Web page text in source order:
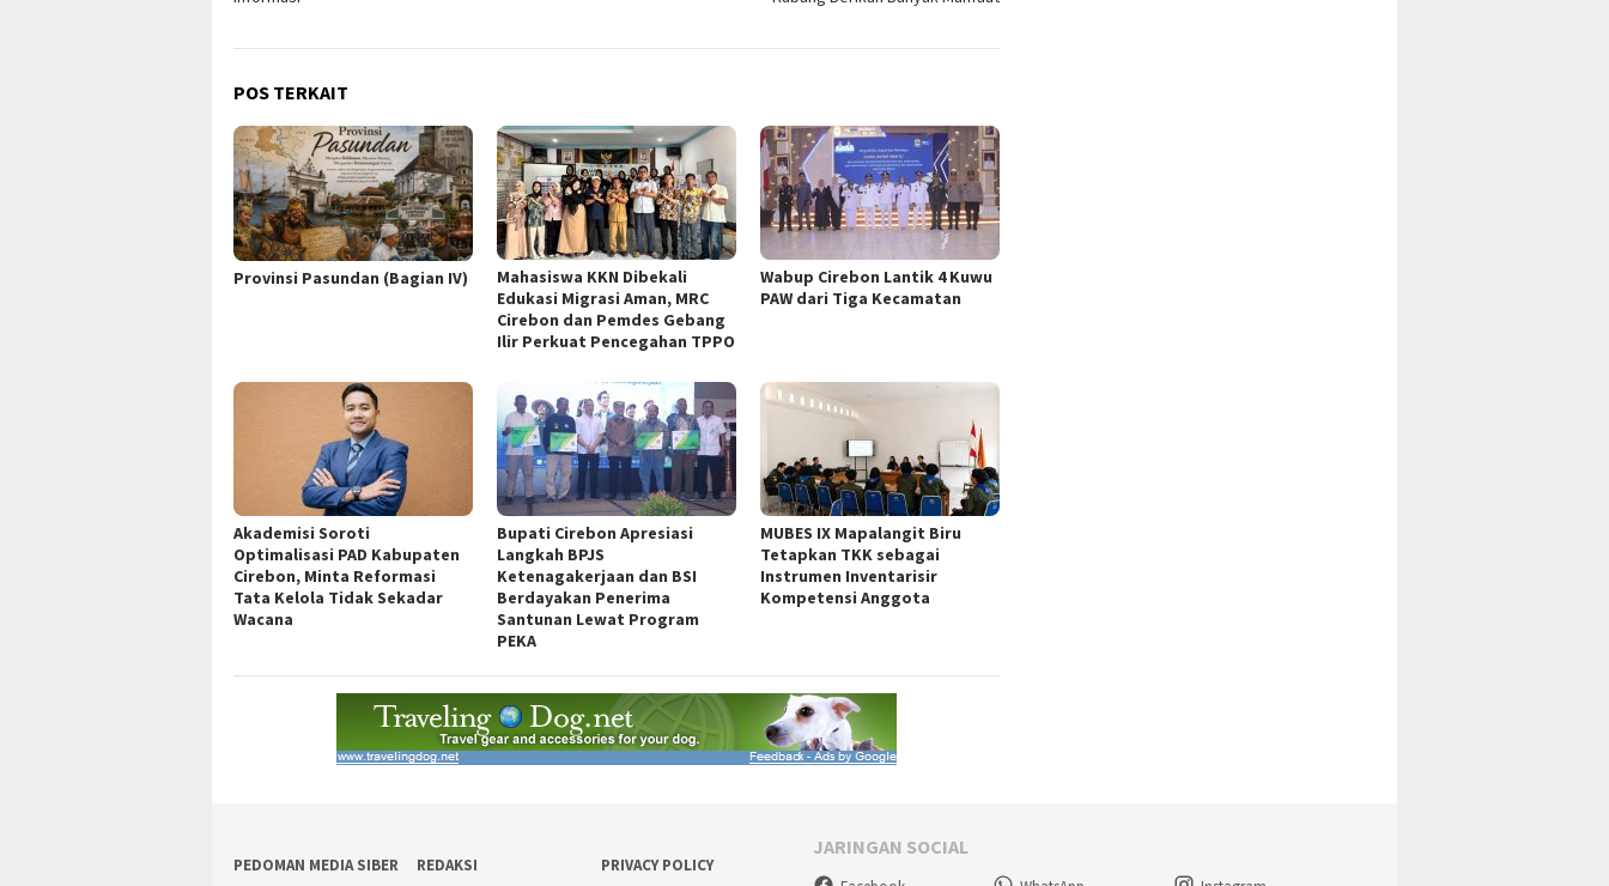
POS TERKAIT
Provinsi Pasundan (Bagian IV)
Mahasiswa KKN Dibekali
Edukasi Migrasi Aman, MRC
Cirebon dan Pemdes Gebang
Ilir Perkuat Pencegahan TPPO
Wabup Cirebon Lantik 4 Kuwu
PAW dari Tiga Kecamatan
Akademisi Soroti
Optimalisasi PAD Kabupaten
Cirebon, Minta Reformasi
Tata Kelola Tidak Sekadar
Wacana
Bupati Cirebon Apresiasi
Langkah BPJS
Ketenagakerjaan dan BSI
Berdayakan Penerima
Santunan Lewat Program
PEKA
MUBES IX Mapalangit Biru
Tetapkan TKK sebagai
Instrumen Inventarisir
Kompetensi Anggota
PEDOMAN MEDIA SIBER REDAKSI PRIVACY POLICY
JARINGAN SOCIAL